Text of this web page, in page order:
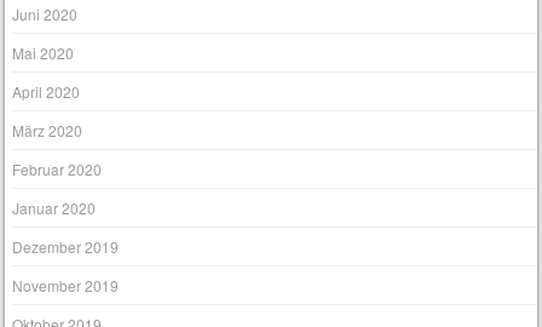
Juni 2020
Mai 2020
April 2020
März 2020
Februar 2020
Januar 2020
Dezember 2019
November 2019